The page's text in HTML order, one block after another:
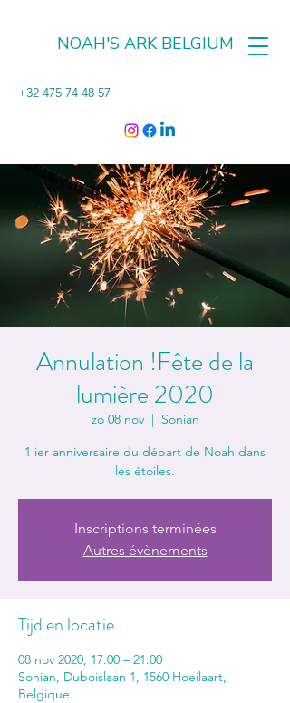
NOAH'S ARK BELGIUM
+32 475 74 48 57
Annulation !Fête de la
lumière 2020
zo 08 nov
  |
Sonian
1 ier anniversaire du départ de Noah dans
les étoiles.
Inscriptions terminées
Autres évènements
Tijd en locatie
08 nov 2020, 17:00 – 21:00
Sonian, Duboislaan 1, 1560 Hoeilaart,
Belgique